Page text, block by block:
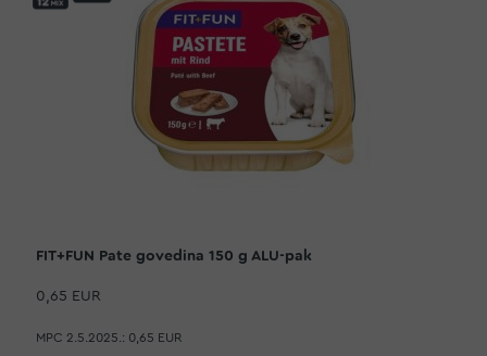
FIT+FUN Pate govedina 150 g ALU-pak
0,65 EUR
MPC 2.5.2025.: 0,65 EUR